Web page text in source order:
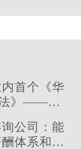
首个《华
法》——让
公司：能
体系和技